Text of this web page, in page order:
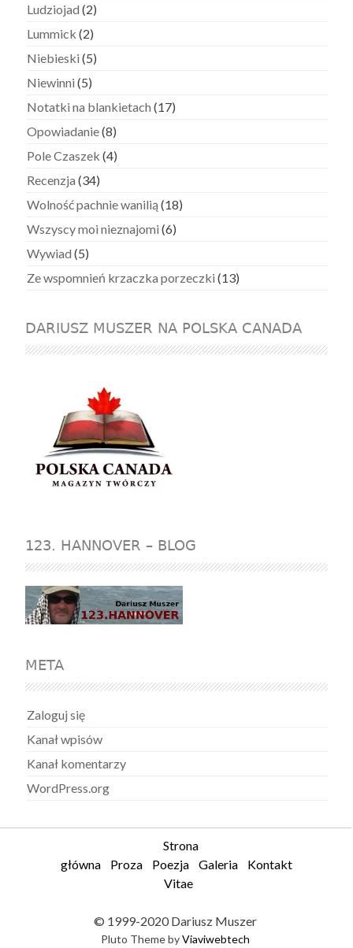
Ludziojad (2)
Lummick (2)
Niebieski (5)
Niewinni (5)
Notatki na blankietach (17)
Opowiadanie(8)
Pole Czaszek (4)
Recenzja (34)
Wolność pachnie wanilią (18)
Wszyscy moi nieznajomi (6)
Wywiad (5)
Ze wspomnień krzaczka porzeczki (13)
DARIUSZ MUSZER NA POLSKA CANADA
123. HANNOVER – BLOG
META
Zaloguj się
Kanał wpisów
Kanał komentarzy
WordPress.org
Strona
główna
Proza Poezja Galeria
Kontakt
Vitae
© 1999-2020 Dariusz Muszer
Pluto Theme byViaviwebtech